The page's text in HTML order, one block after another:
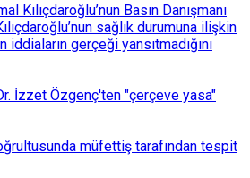
Kılıçdaroğlu’nun Basın Danışmanı
sağlık durumuna ilişkin
gerçeği yansıtmadığını
İzzet Özgenç'ten "çerçeve yasa"
müfettiş tarafından tespit